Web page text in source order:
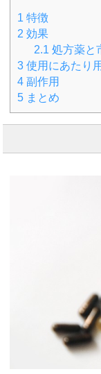
1 特徴
2 効果
2.1 処方薬と
3 使用にあたり
4 副作用
5 まとめ